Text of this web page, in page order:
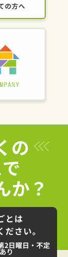
の
か？
とは
さい。
2日曜日・不定
り